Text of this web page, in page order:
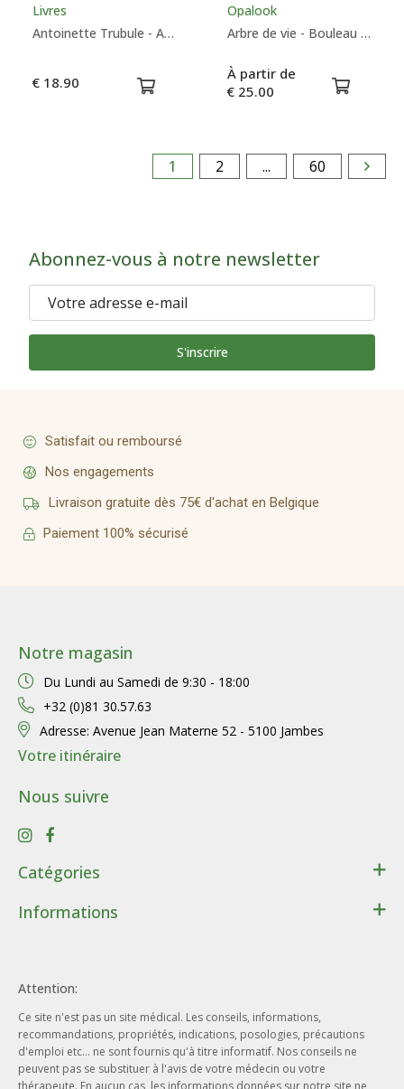
Livres
Antoinette Trubule - Aurélia Schneider
€ 18.90
Opalook
Arbre de vie - Bouleau & Ambre - Opalook
À partir de
€ 25.00
1 2 ... 60
Abonnez-vous à notre newsletter
S'inscrire
Satisfait ou remboursé
Nos engagements
Livraison gratuite dès 75€ d'achat en Belgique
Paiement 100% sécurisé
Catégories
Santé
Cadeaux
Phytothérapie
Aromathérapie
Ayurveda
Informations
Données personnelles
Conditions d’utilisation du site web
Notre entreprise
Nos engagements
Notre magasin
Du Lundi au Samedi de 9:30 - 18:00
+32 (0)81 30.57.63
Adresse: Avenue Jean Materne 52 - 5100 Jambes
Votre itinéraire
Nous suivre
Attention:
Ce site n'est pas un site médical. Les conseils, informations,
recommandations, propriétés, indications, posologies, précautions
d'emploi etc... ne sont fournis qu'à titre informatif. Nos conseils ne
peuvent pas se substituer à l'avis de votre médecin ou votre
thérapeute. En aucun cas, les informations données sur notre site ne